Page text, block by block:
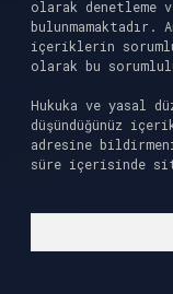
olarak denetleme
bulunmamaktadır.
içeriklerin
olarak bu
Hukuka ve yasal
düşündüğünüz
adresine
süre içerisinde